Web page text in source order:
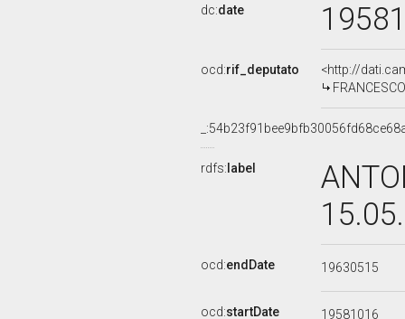
dc:date
ocd:rif_deputato
<http://
rdfs: label
ocd:endDate 19630515
ocd:startDate 19581016